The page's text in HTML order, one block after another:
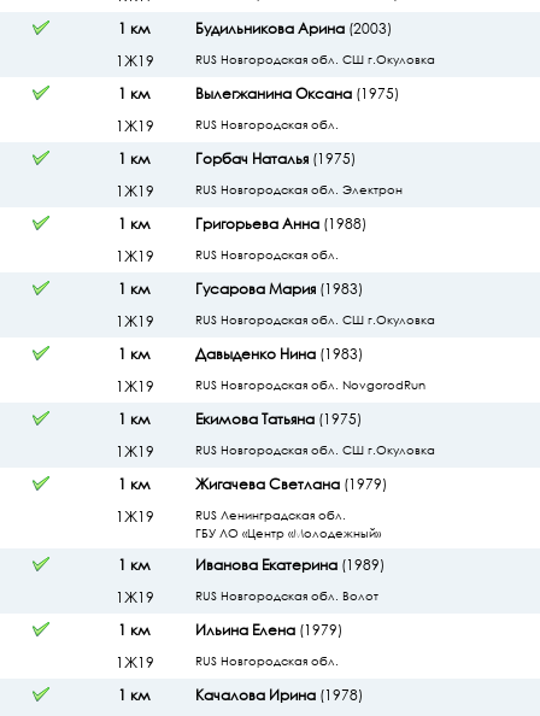
1 км
1Ж19
Будильникова Арина(2003)
RUS Новгородская обл. СШ г.Окуловка
1 км
1Ж19
Вылегжанина Оксана(1975)
RUS Новгородская обл.
1 км
1Ж19
Горбач Наталья(1975)
RUS Новгородская обл. Электрон
1 км
1Ж19
Григорьева Анна(1988)
RUS Новгородская обл.
1 км
1Ж19
Гусарова Мария(1983)
RUS Новгородская обл. СШ г.Окуловка
1 км
1Ж19
Давыденко Нина(1983)
RUS Новгородская обл. NovgorodRun
1 км
1Ж19
Екимова Татьяна(1975)
RUS Новгородская обл. СШ г.Окуловка
1 км
1Ж19
Жигачева Светлана(1979)
RUS Ленинградская обл.
ГБУ ЛО «Центр «Молодежный»
1 км
1Ж19
Иванова Екатерина(1989)
RUS Новгородская обл. Волот
1 км
1Ж19
Ильина Елена(1979)
RUS Новгородская обл.
1 км
Качалова Ирина(1978)